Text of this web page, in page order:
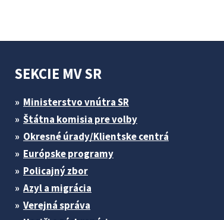
SEKCIE MV SR
Ministerstvo vnútra SR
Štátna komisia pre volby
Okresné úrady/Klientske centrá
Európske programy
Policajný zbor
Azyl a migrácia
Verejná správa